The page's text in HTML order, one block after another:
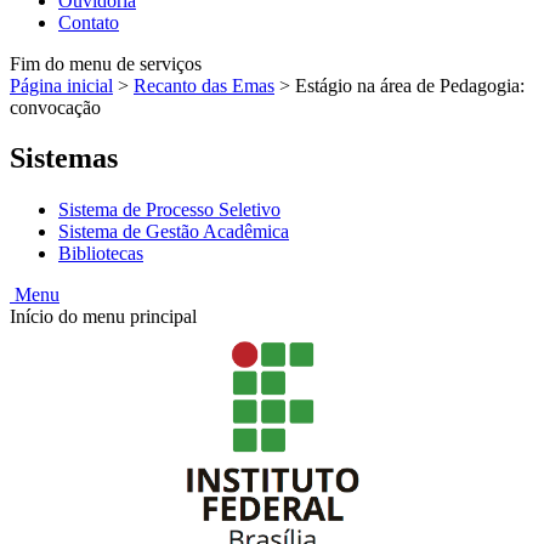
Contato
Fim do menu de serviços
Página inicial > Recanto das Emas > Estágio na área de Pedagogia:
convocação
Sistemas
Sistema de Processo Seletivo
Sistema de Gestão Acadêmica
Bibliotecas
Menu
Início do menu principal